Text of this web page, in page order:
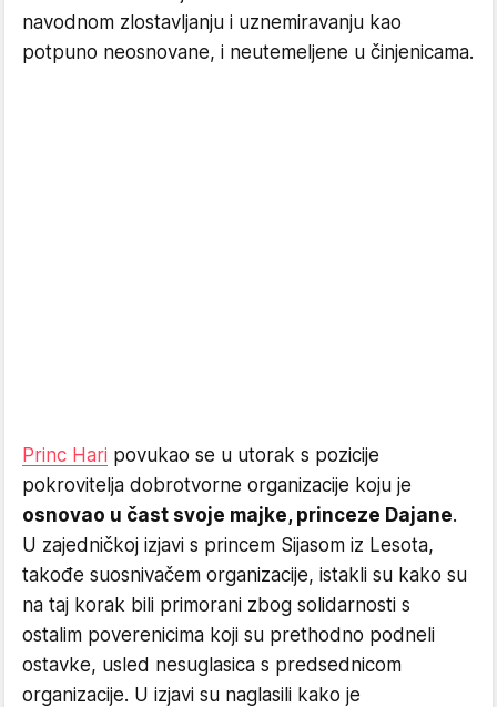
navodnom zlostavljanju i uznemiravanju kao
potpuno neosnovane, i neutemeljene u činjenicama.
Princ Hari povukao se u utorak s pozicije
pokrovitelja dobrotvorne organizacije koju je
osnovao u čast svoje majke, princeze Dajane.
U zajedničkoj izjavi s princem Sijasom iz Lesota,
takođe suosnivačem organizacije, istakli su kako su
na taj korak bili primorani zbog solidarnosti s
ostalim poverenicima koji su prethodno podneli
ostavke, usled nesuglasica s predsednicom
organizacije. U izjavi su naglasili kako je